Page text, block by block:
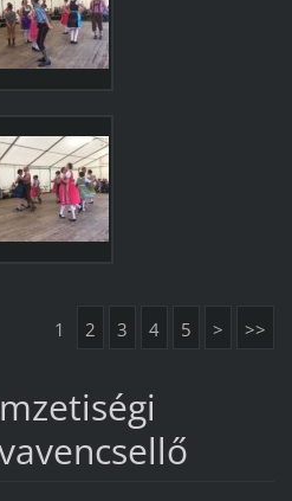
1 2 3 4 5 > >>